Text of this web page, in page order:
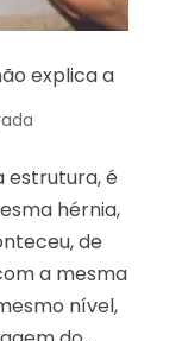
explica a
estrutura, é
hérnia,
de
a mesma
nível,